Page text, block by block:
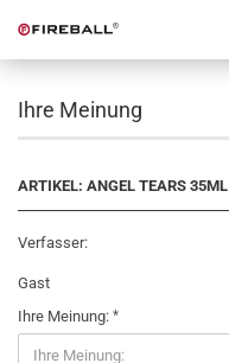
Ihre Meinung
ARTIKEL: ANGEL TEARS 35ML
Verfasser:
Gast
Ihre Meinung: